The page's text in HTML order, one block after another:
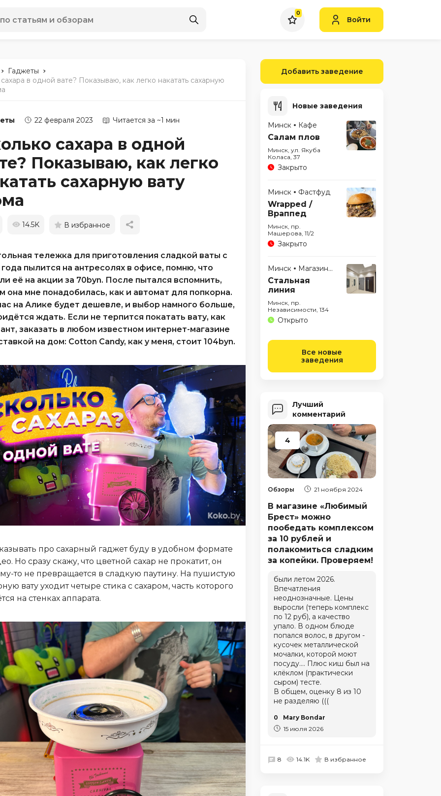
0
Войти
- Гаджеты -
в одной вате? Показываю, как легко накатать сахарную
22 февраля 2023 Читается за ~1 мин
сахара в одной
Показываю, как легко
сахарную вату
14.5K В избранное
тележка для приготовления сладкой ваты с
года пылится на антресолях в офисе, помню, что
её на акции за 70byn. После пытался вспомнить,
она мне понадобилась, как и автомат для попкорна.
на Алике будет дешевле, и выбор намного больше,
ждать. Если не терпится покатать вату, как
заказать в любом известном интернет-магазине
на дом: Cotton Candy, как у меня, стоит 104byn.
про сахарный гаджет буду в удобном формате
Но сразу скажу, что цветной сахар не прокатит, он
то не превращается в сладкую паутину. На пушистую
вату уходит четыре стика с сахаром, часть которого
на стенках аппарата.
Добавить заведение
Новые заведения
Минск Кафе
Салам плов
Минск, ул. Якуба
Коласа, 37
Закрыто
Минск Фастфуд
Wrapped /
Враппед
Минск, пр.
Машерова, 11/2
Закрыто
Минск Магазины
Стальная
линия
Минск, пр.
Независимости, 134
Открыто
Все новые
заведения
Лучший
комментарий
4
Обзоры 21 ноября 2024
В магазине «Любимый
Брест» можно
пообедать комплексом
за 10 рублей и
полакомиться сладким
за копейки. Проверяем!
были летом 2026.
Впечатления
неоднозначные. Цены
выросли (теперь комплекс
по 12 руб), а качество
упало. В одном блюде
попался волос, в другом -
кусочек металлической
мочалки, которой моют
посуду.... Плюс киш был на
клёклом (практически
сыром) тесте.
В общем, оценку 8 из 10
не разделяю (((
0
Mary Bondar
15 июля 2026
8 14.1K В избранное